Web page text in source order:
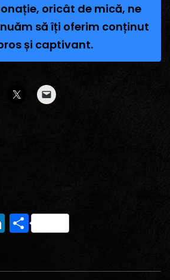
oricât de mică, ne
să îți oferim conținut
și captivant.
LinkedIn
Partajează